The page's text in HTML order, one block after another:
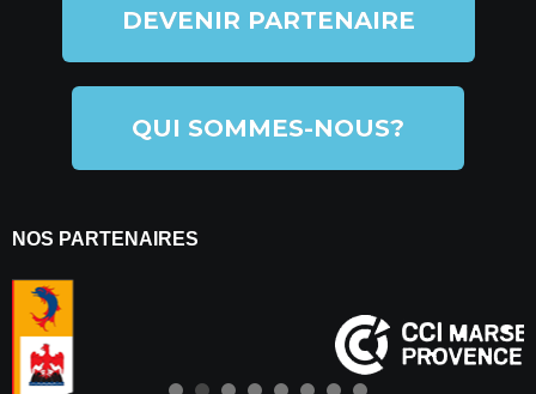
DEVENIR PARTENAIRE
QUI SOMMES-NOUS?
NOS PARTENAIRES